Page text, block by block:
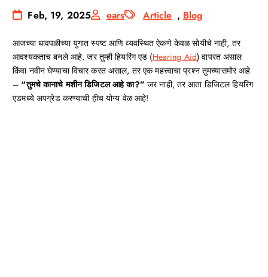
Feb, 19, 2025 ears Article , Blog
आजच्या धावपळीच्या युगात स्पष्ट आणि व्यवस्थित ऐकणे केवळ सोयीचे नाही, तर
आवश्यकताच बनले आहे. जर तुम्ही हियरिंग एड (Hearing Aid) वापरत असाल
किंवा नवीन घेण्याचा विचार करत असाल, तर एक महत्त्वाचा प्रश्न तुमच्यासमोर आहे
– “तुमचे कानाचे मशीन डिजिटल आहे का?” जर नाही, तर आता डिजिटल हियरिंग
एडमध्ये अपग्रेड करण्याची हीच योग्य वेळ आहे!